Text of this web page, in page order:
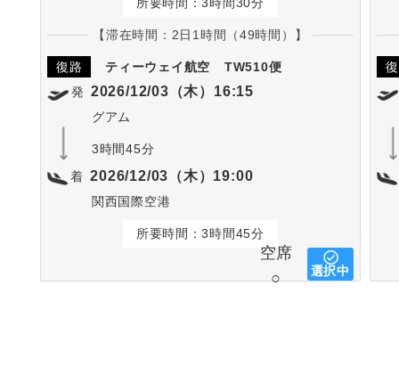
【滞在時間：2日1時間（49時間）】
復路 ティーウェイ航空
TW510便
発 2026/12/03（木）16:15
グアム
3時間45分
着 2026/12/03（木）19:00
関西国際空港
所要時間：3時間45分
空席
○
選択中